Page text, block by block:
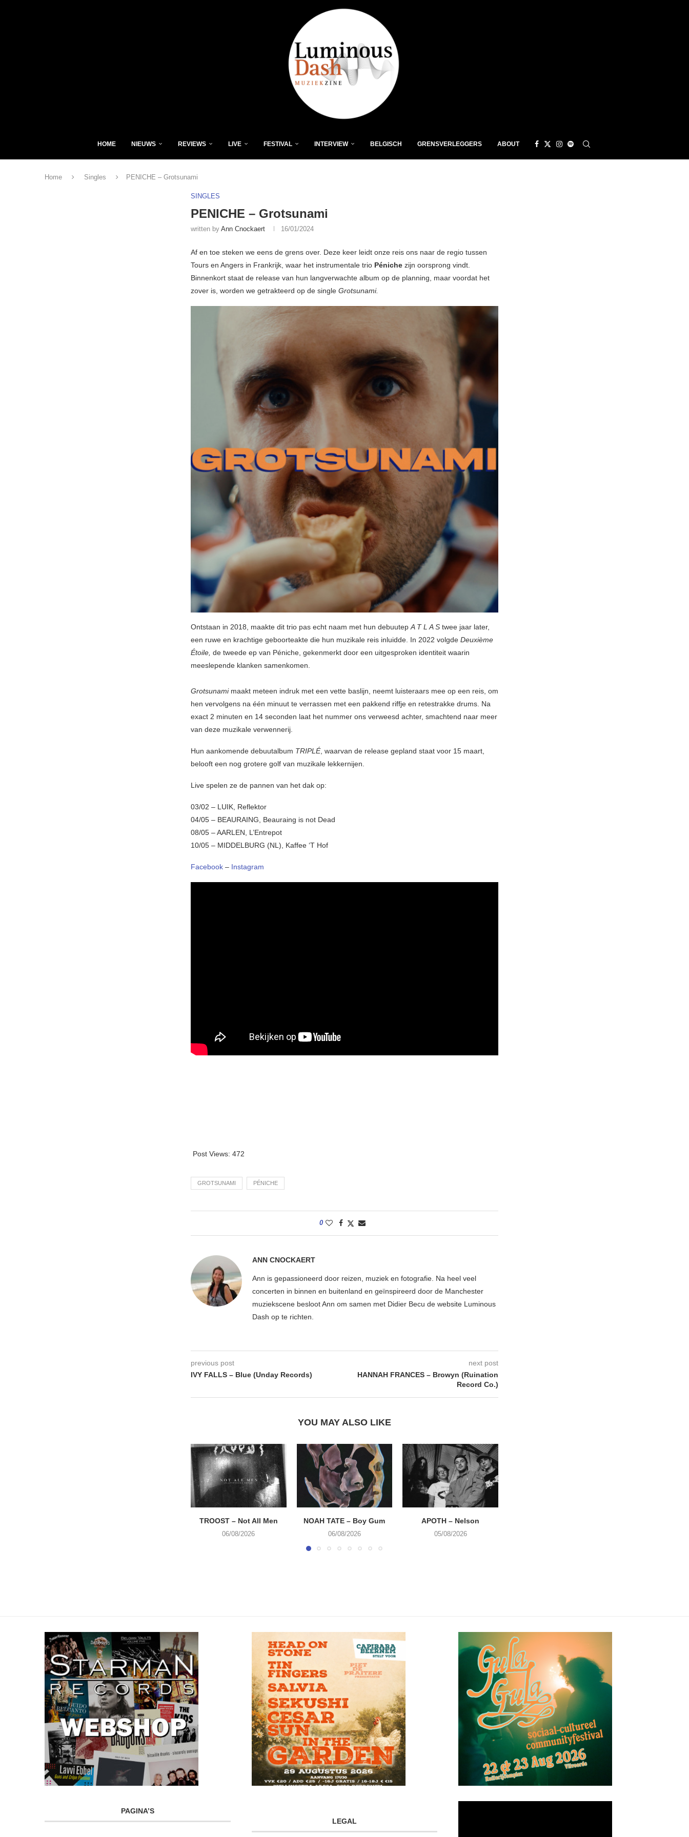
HOME NIEUWS REVIEWS LIVE FESTIVAL INTERVIEW BELGISCH GRENSVERLEGGERS ABOUT
Home Singles PENICHE – Grotsunami
SINGLES
PENICHE – Grotsunami
written by Ann Cnockaert 16/01/2024
Af en toe steken we eens de grens over. Deze keer leidt onze reis ons naar de regio tussen
Tours en Angers in Frankrijk, waar het instrumentale trio Péniche zijn oorsprong vindt.
Binnenkort staat de release van hun langverwachte album op de planning, maar voordat het
zover is, worden we getrakteerd op de single Grotsunami.
Ontstaan in 2018, maakte dit trio pas echt naam met hun debuutepA T L A S twee jaar later,
een ruwe en krachtige geboorteakte die hun muzikale reis inluidde. In 2022 volgde Deuxième
Étoile, de tweede ep van Péniche, gekenmerkt door een uitgesproken identiteit waarin
meeslepende klanken samenkomen.
Grotsunamimaakt meteen indruk met een vette baslijn, neemt luisteraars mee op een reis, om
hen vervolgens na één minuut te verrassen met een pakkend riffje en retestrakke drums. Na
exact 2 minuten en 14 seconden laat het nummer ons verweesd achter, smachtend naar meer
van deze muzikale verwennerij.
Hun aankomende debuutalbum TRIPLÉ, waarvan de release gepland staat voor 15 maart,
belooft een nog grotere golf van muzikale lekkernijen.
Live spelen ze de pannen van het dak op:
03/02 – LUIK, Reflektor
04/05 – BEAURAING, Beauraing is not Dead
08/05 – AARLEN, L’Entrepot
10/05 – MIDDELBURG (NL), Kaffee ‘T Hof
Facebook – Instagram
Post Views: 472
GROTSUNAMI PÉNICHE
0
ANN CNOCKAERT
Ann is gepassioneerd door reizen, muziek en fotografie. Na heel veel
concerten in binnen en buitenland en geïnspireerd door de Manchester
muziekscene besloot Ann om samen met Didier Becu de website Luminous
Dash op te richten.
previous post
IVY FALLS – Blue (Unday Records)
next post
HANNAH FRANCES – Browyn (Ruination
Record Co.)
YOU MAY ALSO LIKE
TROOST – Not All Men
06/08/2026
NOAH TATE – Boy Gum
06/08/2026
APOTH – Nelson
05/08/2026
PAGINA’S
LEGAL